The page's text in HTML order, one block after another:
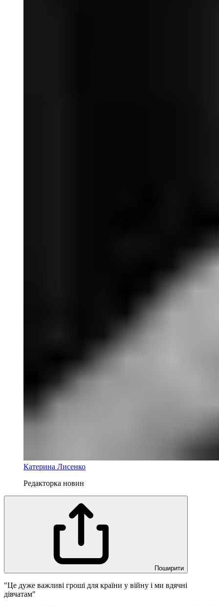
Катерина Лисенко
Редакторка новин
Поширити
"Це дуже важливі гроші для країни у війну і ми вдячні
дівчатам"